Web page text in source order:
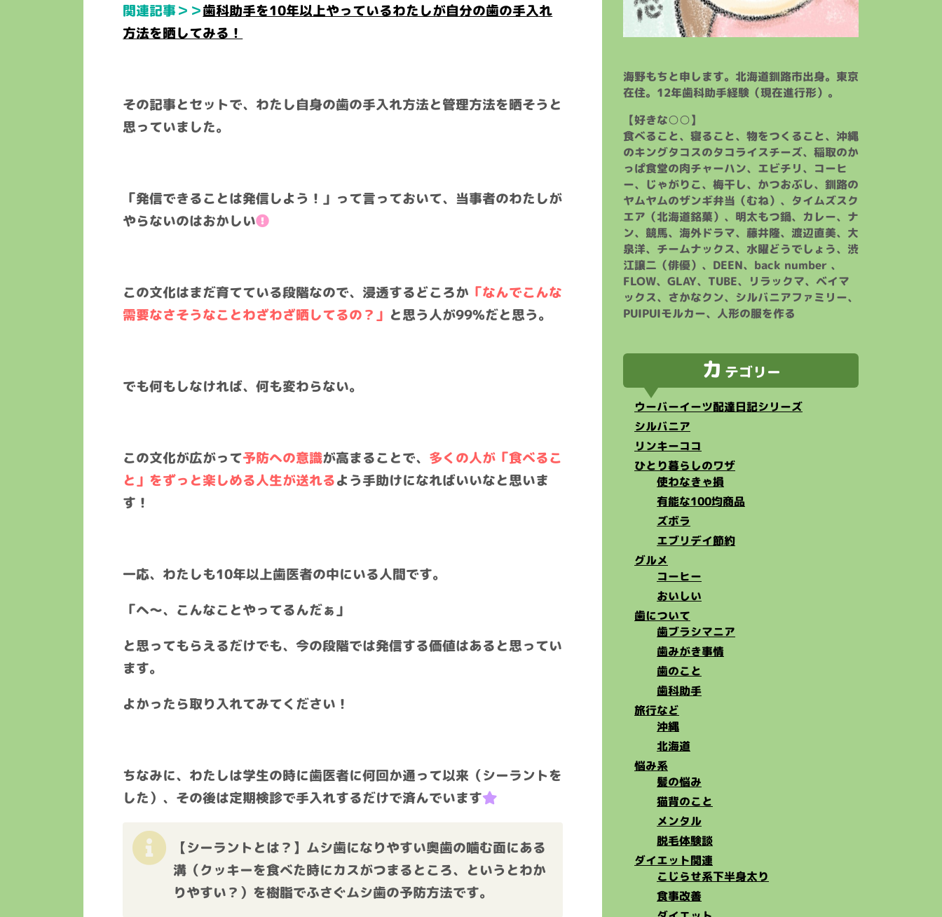
関連記事＞＞歯科助手を10年以上やっているわたしが自分の歯の手入れ
方法を晒してみる！
その記事とセットで、わたし自身の歯の手入れ方法と管理方法を晒そうと
思っていました。
「発信できることは発信しよう！」って言っておいて、当事者のわたしが
やらないのはおかしい
この文化はまだ育てている段階なので、浸透するどころか 「なんでこんな
需要なさそうなことわざわざ晒してるの？」 と思う人が99%だと思う。
でも何もしなければ、何も変わらない。
この文化が広がって予防への意識が高まることで、 多くの人が「食べるこ
と」をずっと楽しめる人生が送れるよう手助けになればいいなと思いま
す！
一応、わたしも10年以上歯医者の中にいる人間です。
「へ〜、こんなことやってるんだぁ」
と思ってもらえるだけでも、今の段階では発信する価値はあると思ってい
ます。
よかったら取り入れてみてください！
ちなみに、わたしは学生の時に歯医者に何回か通って以来（シーラントを
した）、その後は定期検診で手入れするだけで済んでいます
【シーラントとは？】ムシ歯になりやすい奥歯の噛む面にある
溝（クッキーを食べた時にカスがつまるところ、というとわか
りやすい？）を樹脂でふさぐムシ歯の予防方法です。
海野もちと申します。北海道釧路市出身。東京
在住。12年歯科助手経験（現在進行形）。
【好きな○○】
食べること、寝ること、物をつくること、沖縄
のキングタコスのタコライスチーズ、稲取のか
っぱ食堂の肉チャーハン、エビチリ、コーヒ
ー、じゃがりこ、梅干し、かつおぶし、釧路の
ヤムヤムのザンギ弁当（むね）、タイムズスク
エア（北海道銘菓）、明太もつ鍋、カレー、ナ
ン、競馬、海外ドラマ、藤井隆、渡辺直美、大
泉洋、チームナックス、水曜どうでしょう、渋
江譲二（俳優）、DEEN、back number 、
FLOW、GLAY、TUBE、リラックマ、ベイマ
ックス、さかなクン、シルバニアファミリー、
PUIPUIモルカー、人形の服を作る
カ テゴリー
ウーバーイーツ配達日記シリーズ
シルバニア
リンキーココ
ひとり暮らしのワザ
使わなきゃ損
有能な100均商品
ズボラ
エブリデイ節約
グルメ
コーヒー
おいしい
歯について
歯ブラシマニア
歯みがき事情
歯のこと
歯科助手
旅行など
沖縄
北海道
悩み系
髪の悩み
猫背のこと
メンタル
脱毛体験談
ダイエット関連
こじらせ系下半身太り
食事改善